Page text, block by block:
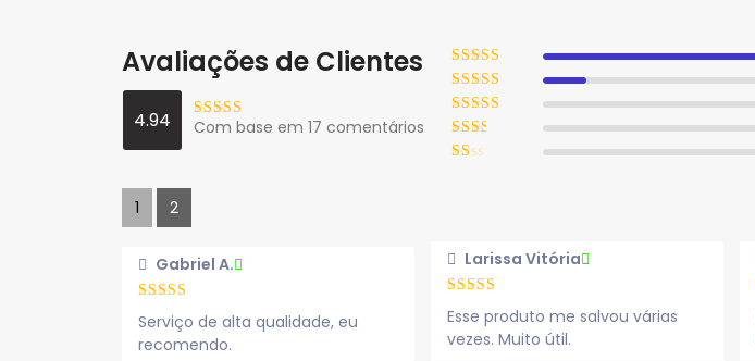
Avaliações de Clientes
4.94 Com base em 17 comentários
1 2
Gabriel A.
Serviço de alta qualidade, eu
recomendo.
Larissa Vitória
Esse produto me salvou várias
vezes. Muito útil.